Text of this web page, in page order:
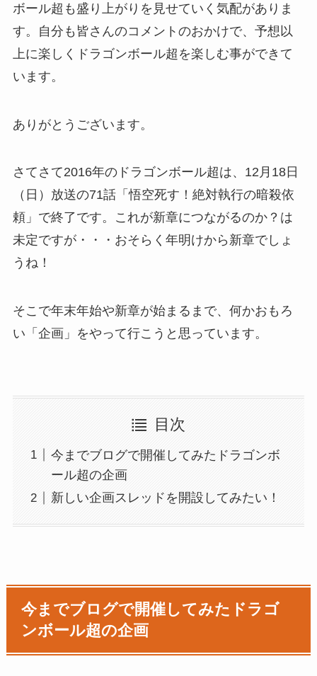
ボール超も盛り上がりを見せていく気配がありま
す。自分も皆さんのコメントのおかけで、予想以
上に楽しくドラゴンボール超を楽しむ事ができて
います。
ありがとうございます。
さてさて2016年のドラゴンボール超は、12月18日
（日）放送の71話「悟空死す！絶対執行の暗殺依
頼」で終了です。これが新章につながるのか？は
未定ですが・・・おそらく年明けから新章でしょ
うね！
そこで年末年始や新章が始まるまで、何かおもろ
い「企画」をやって行こうと思っています。
目次
今までブログで開催してみたドラゴンボ
ール超の企画
新しい企画スレッドを開設してみたい！
今までブログで開催してみたドラゴ
ンボール超の企画